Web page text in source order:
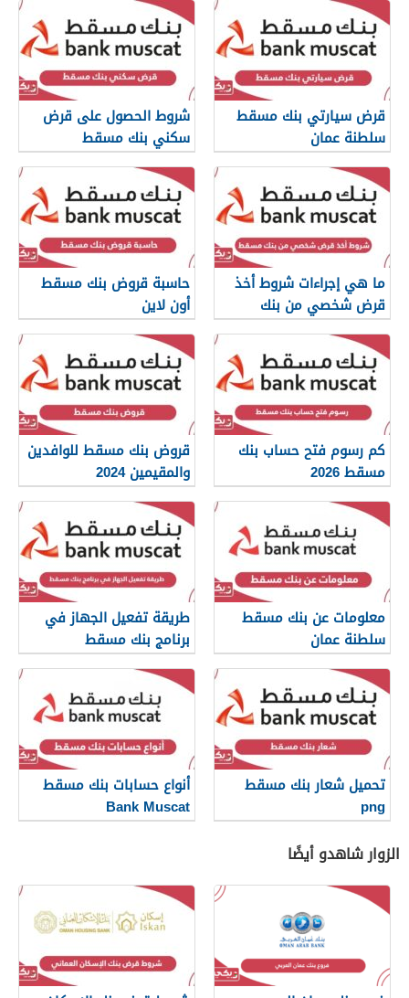
قرض سيارتي بنك مسقط
سلطنة عمان
شروط الحصول على قرض
سكني بنك مسقط
ما هي إجراءات شروط أخذ
قرض شخصي من بنك
مسقط
حاسبة قروض بنك مسقط
أون لاين
كم رسوم فتح حساب بنك
مسقط 2026
قروض بنك مسقط للوافدين
والمقيمين 2024
معلومات عن بنك مسقط
سلطنة عمان
طريقة تفعيل الجهاز في
برنامج بنك مسقط
تحميل شعار بنك مسقط
png
أنواع حسابات بنك مسقط
Bank Muscat
الزوار شاهدو أيضًا